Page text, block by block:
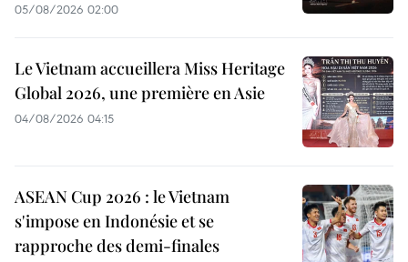
05/08/2026 02:00
Le Vietnam accueillera Miss Heritage
Global 2026, une première en Asie
04/08/2026 04:15
ASEAN Cup 2026 : le Vietnam
s'impose en Indonésie et se
rapproche des demi-finales